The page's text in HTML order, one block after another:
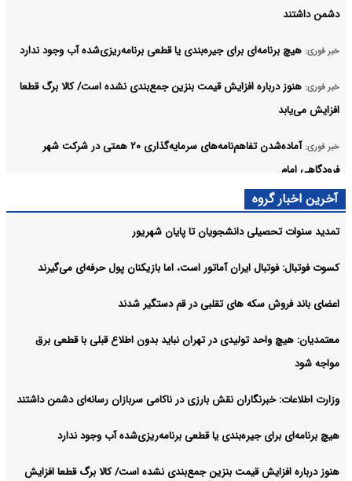
دشمن داشتند
خبر فوری: هیچ برنامه‌ای برای جیره‌بندی یا قطعی برنامه‌ریزی‌شده آب وجود ندارد
خبر فوری: هنوز درباره افزایش قیمت بنزین جمع‌بندی نشده است/ کالا برگ قطعا
افزایش می‌یابد
خبر فوری:
آماده‌شدن تفاهم‌نامه‌های سرمایه‌گذاری ۲۰ همتی در شرکت شهر
فرودگاهی امام
خبر فوری: آغاز ساخت پناهگاه و پارکینگ - پناهگاه در تهران
وزیر علوم: امنیت پایدار ایران بدون مرجعیت رسانه‌ای و روایت حقیقت
ممکن نیست
آخرین اخبار گروه
تمدید سنوات تحصیلی دانشجویان تا پایان شهریور
کسوت فوتبال: فوتبال ایران آماتور است، اما بازیکنان پول حرفه‌ای می‌گیرند
اعضای باند فروش سکه های تقلبی در قم دستگیر شدند
معتمدیان: هیچ واحد تولیدی در تهران نباید بدون اطلاع قبلی با قطعی برق
مواجه شود
وزارت اطلاعات: خبرنگاران نقش بارزی در ناکامی سربازان رسانه‌ای دشمن داشتند
هیچ برنامه‌ای برای جیره‌بندی یا قطعی برنامه‌ریزی‌شده آب وجود ندارد
هنوز درباره افزایش قیمت بنزین جمع‌بندی نشده است/ کالا برگ قطعا افزایش